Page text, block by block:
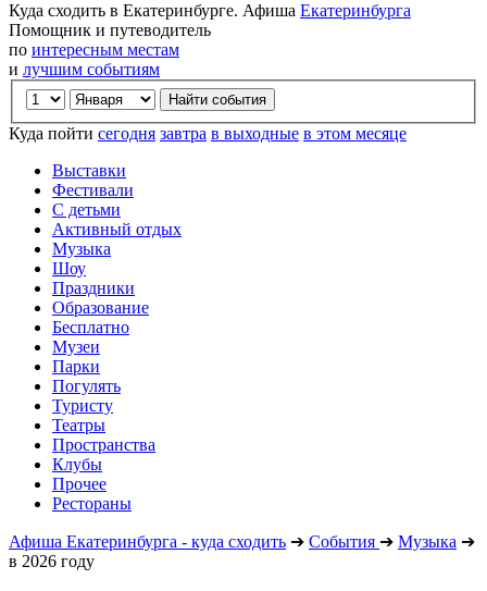
Куда сходить в Екатеринбурге. Афиша Екатеринбурга
Помощник и путеводитель
по интересным местам
и лучшим событиям
Куда пойти сегодня завтра в выходные в этом месяце
Выставки
Фестивали
С детьми
Активный отдых
Музыка
Шоу
Праздники
Образование
Бесплатно
Музеи
Парки
Погулять
Туристу
Театры
Пространства
Клубы
Прочее
Рестораны
Афиша Екатеринбурга - куда сходить ➔ События ➔ Музыка ➔
в 2026 году